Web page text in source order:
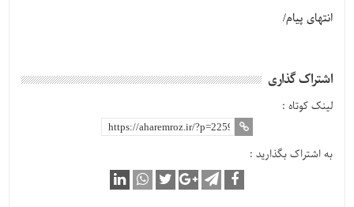
انتهای پیام/
اشتراک گذاری
لینک کوتاه :
به اشتراک بگذارید :